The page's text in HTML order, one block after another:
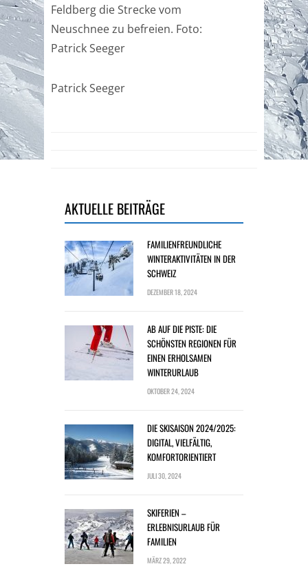
Feldberg die Strecke vom
Neuschnee zu befreien. Foto:
Patrick Seeger
Patrick Seeger
AKTUELLE BEITRÄGE
FAMILIENFREUNDLICHE
WINTERAKTIVITÄTEN IN DER
SCHWEIZ
DEZEMBER 18, 2024
AB AUF DIE PISTE: DIE
SCHÖNSTEN REGIONEN FÜR
EINEN ERHOLSAMEN
WINTERURLAUB
OKTOBER 24, 2024
DIE SKISAISON 2024/2025:
DIGITAL, VIELFÄLTIG,
KOMFORTORIENTIERT
JULI 30, 2024
SKIFERIEN –
ERLEBNISURLAUB FÜR
FAMILIEN
MÄRZ 29, 2022